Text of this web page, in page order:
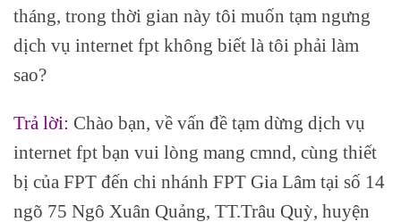
tháng, trong thời gian này tôi muốn tạm ngưng
dịch vụ internet fpt không biết là tôi phải làm
sao?
Trả lời: Chào bạn, về vấn đề tạm dừng dịch vụ
internet fpt bạn vui lòng mang cmnd, cùng thiết
bị của FPT đến chi nhánh FPT Gia Lâm tại số 14
ngõ 75 Ngô Xuân Quảng, TT.Trâu Quỳ, huyện